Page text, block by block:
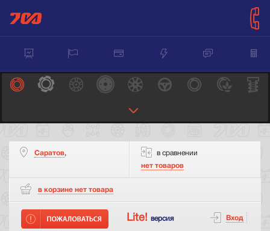
Саратов,
в сравнении
нет товаров
в корзине нет товара
Lite! версия Вход